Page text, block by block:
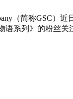
（简称GSC）近
语系列》的粉丝关